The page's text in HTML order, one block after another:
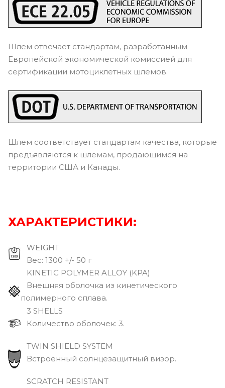
Шлем отвечает стандартам, разработанным
Европейской экономической комиссией для
сертификации мотоциклетных шлемов.
Шлем соответствует стандартам качества, которые
предъявляются к шлемам, продающимся на
территории США и Канады.
ХАРАКТЕРИСТИКИ:
WEIGHT
Вec: 1300 +/- 50 г
KINETIC POLYMER ALLOY (KPA)
Внешняя оболочка из кинетического
полимерного сплава.
3 SHELLS
Количество оболочек: 3.
TWIN SHIELD SYSTEM
Встроенный солнцезащитный визор.
SCRATCH RESISTANT